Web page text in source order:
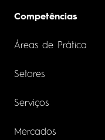
Competências
Áreas de Prática
Setores
Serviços
Mercados